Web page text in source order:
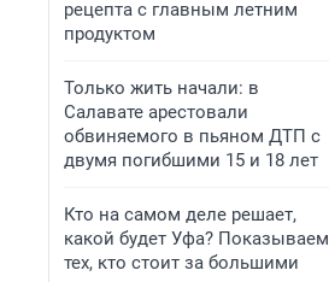
рецепта с главным летним
продуктом
Только жить начали: в
Салавате арестовали
обвиняемого в пьяном ДТП с
двумя погибшими 15 и 18 лет
Кто на самом деле решает,
какой будет Уфа? Показываем
тех, кто стоит за большими